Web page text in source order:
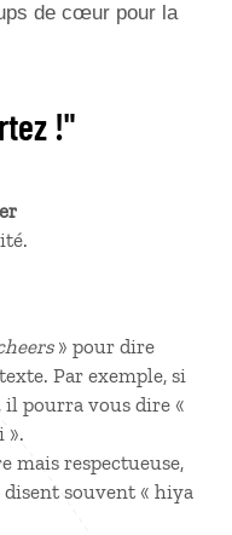
de cœur pour la
!"
» pour dire
Par exemple, si
il pourra vous dire «
».
mais respectueuse,
souvent « hiya